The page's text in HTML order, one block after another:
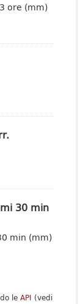
ore (mm)
30 min
min (mm)
le API (vedi